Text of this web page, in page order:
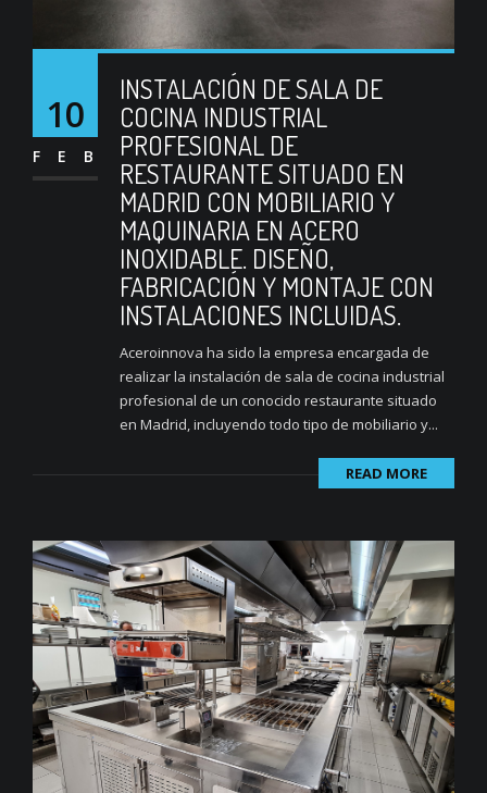
10
FEB
INSTALACIÓN DE SALA DE
COCINA INDUSTRIAL
PROFESIONAL DE
RESTAURANTE SITUADO EN
MADRID CON MOBILIARIO Y
MAQUINARIA EN ACERO
INOXIDABLE. DISEÑO,
FABRICACIÓN Y MONTAJE CON
INSTALACIONES INCLUIDAS.
Aceroinnova ha sido la empresa encargada de
realizar la instalación de sala de cocina industrial
profesional de un conocido restaurante situado
en Madrid, incluyendo todo tipo de mobiliario y...
READ MORE